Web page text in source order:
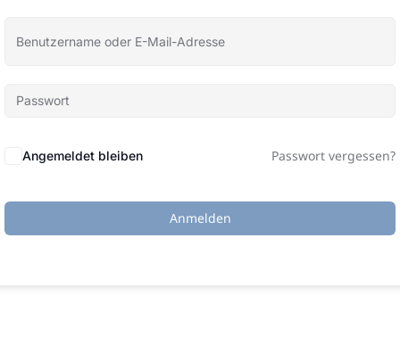
Angemeldet bleiben Passwort vergessen?
Anmelden